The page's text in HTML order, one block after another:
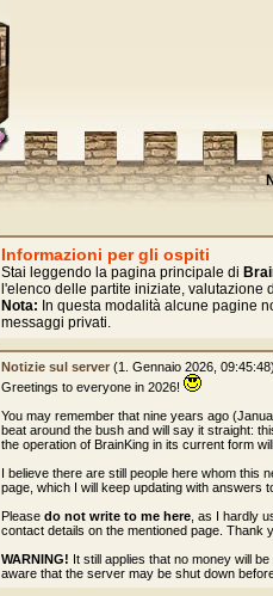
Informazioni per gli ospiti
Stai leggendo la pagina principale di
l'elenco delle partite iniziate,
Nota: In questa modalità alcune pagine
messaggi privati.
Notizie sul server (1. Gennaio 2026, 09:45:48)
Greetings to everyone in 2026!
You may remember that nine years ago
beat around the bush and will say it straight:
the operation of BrainKing in its current form
I believe there are still people here whom this
page, which I will keep updating with answers
Please do not write to me here , as I hardly
contact details on the mentioned page. Thank
WARNING! It still applies that no money will
aware that the server may be shut down